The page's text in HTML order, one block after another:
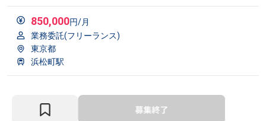
850,000円/月
業務委託(フリーランス)
東京都
浜松町駅